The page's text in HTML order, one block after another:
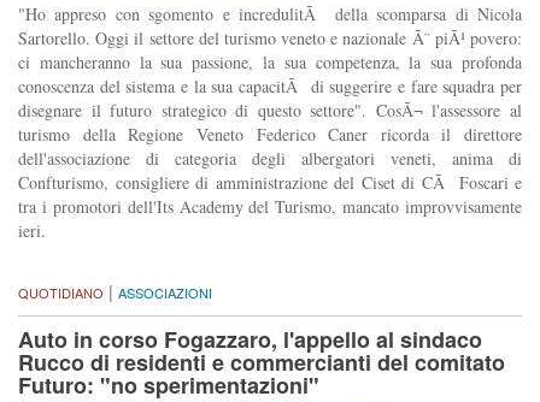
"Ho appreso con sgomento e incredulitÃ della scomparsa di Nicola
Sartorello. Oggi il settore del turismo veneto e nazionale Ã¨ piÃ¹ povero:
ci mancheranno la sua passione, la sua competenza, la sua profonda
conoscenza del sistema e la sua capacitÃ di suggerire e fare squadra per
disegnare il futuro strategico di questo settore". CosÃ¬ l'assessore al
turismo della Regione Veneto Federico Caner ricorda il direttore
dell'associazione di categoria degli albergatori veneti, anima di
Confturismo, consigliere di amministrazione del Ciset di CÃ Foscari e
tra i promotori dell'Its Academy del Turismo, mancato improvvisamente
ieri.
QUOTIDIANO | ASSOCIAZIONI
Auto in corso Fogazzaro, l'appello al sindaco
Rucco di residenti e commercianti del comitato
Futuro: "no sperimentazioni"